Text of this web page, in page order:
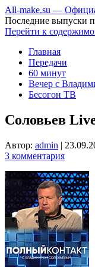
All-make.su —
Последние выпуски
Перейти к
Главная
Передачи
60 минут
Вечер с
Бесогон ТВ
Соловьев
Автор: admin |
3 комментария